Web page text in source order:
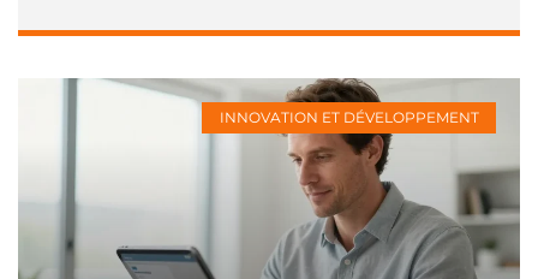
INNOVATION ET DÉVELOPPEMENT